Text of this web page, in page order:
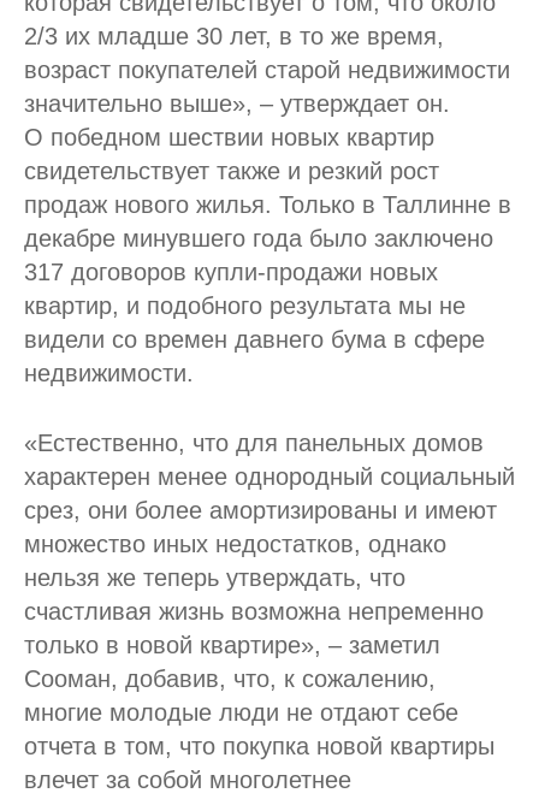
2/3 их младше 30 лет, в то же время,
возраст покупателей старой недвижимости
значительно выше», – утверждает он.
О победном шествии новых квартир
свидетельствует также и резкий рост
продаж нового жилья. Только в Таллинне в
декабре минувшего года было заключено
317 договоров купли-продажи новых
квартир, и подобного результата мы не
видели со времен давнего бума в сфере
недвижимости.
«Естественно, что для панельных домов
характерен менее однородный социальный
срез, они более амортизированы и имеют
множество иных недостатков, однако
нельзя же теперь утверждать, что
счастливая жизнь возможна непременно
только в новой квартире», – заметил
Сооман, добавив, что, к сожалению,
многие молодые люди не отдают себе
отчета в том, что покупка новой квартиры
влечет за собой многолетнее